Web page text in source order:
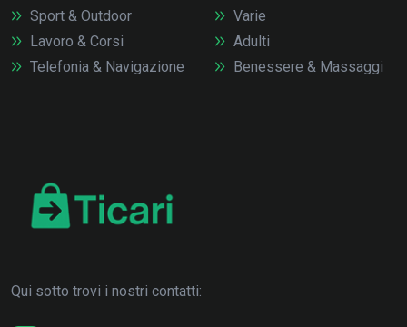
Sport & Outdoor
Lavoro & Corsi
Telefonia & Navigazione
Varie
Adulti
Benessere & Massaggi
Qui sotto trovi i nostri contatti: